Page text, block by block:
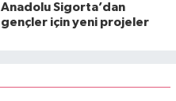
Anadolu Sigorta’dan
gençler için yeni projeler